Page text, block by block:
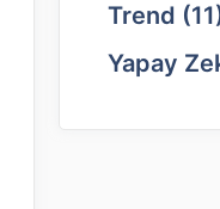
Trend
Yapay